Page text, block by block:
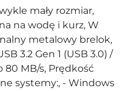
mały rozmiar,
na wodę i kurz, W
metalowy brelok,
3.2 Gen 1 (USB 3.0) /
80 MB/s, Prędkość
systemy:, - Windows